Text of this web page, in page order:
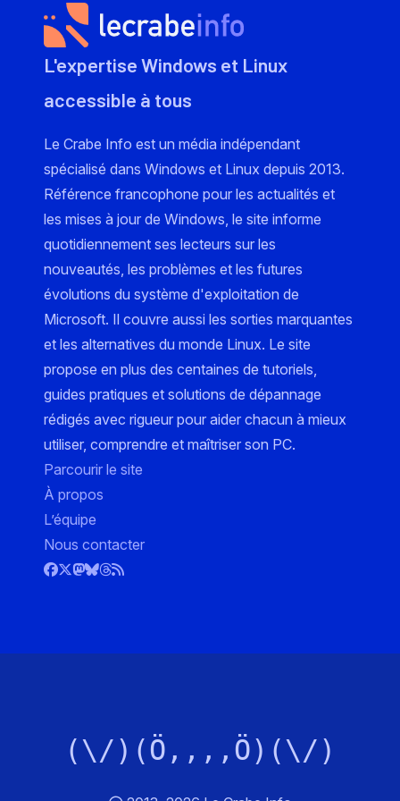
L'expertise Windows et Linux
accessible à tous
Le Crabe Info est un média indépendant
spécialisé dans Windows et Linux depuis 2013.
Référence francophone pour les actualités et
les mises à jour de Windows, le site informe
quotidiennement ses lecteurs sur les
nouveautés, les problèmes et les futures
évolutions du système d'exploitation de
Microsoft. Il couvre aussi les sorties marquantes
et les alternatives du monde Linux. Le site
propose en plus des centaines de tutoriels,
guides pratiques et solutions de dépannage
rédigés avec rigueur pour aider chacun à mieux
utiliser, comprendre et maîtriser son PC.
Parcourir le site
À propos
L’équipe
Nous contacter
(\/)(Ö,,,,Ö)(\/)